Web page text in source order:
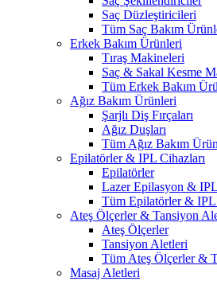
Saç Düzleştiricileri
Tüm Saç Bakım
Erkek Bakım Ürünleri
Tıraş Makineleri
Saç & Sakal Kesme
Tüm Erkek Bakım
Ağız Bakım Ürünleri
Şarjlı Diş Fırçaları
Ağız Duşları
Tüm Ağız Bakım
Epilatörler & IPL Cihazları
Epilatörler
Lazer Epilasyon &
Tüm Epilatörler & IPL
Ateş Ölçerler & Tansiyon
Ateş Ölçerler
Tansiyon Aletleri
Tüm Ateş Ölçerler &
Masaj Aletleri